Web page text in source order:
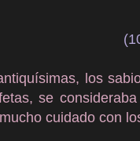
los
se
cuidado con